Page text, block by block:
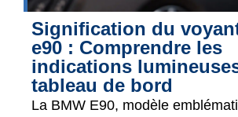
Signification du
e90 : Comprendre les
indications
tableau de bord
La BMW E90, modèle